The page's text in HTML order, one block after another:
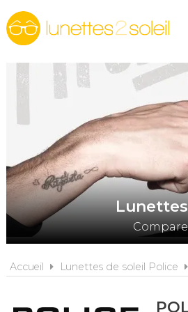
Lunettes
Accueil Lunettes de soleil Police